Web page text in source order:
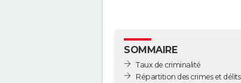
SOMMAIRE
Taux de criminalité
Répartition des crimes et délits